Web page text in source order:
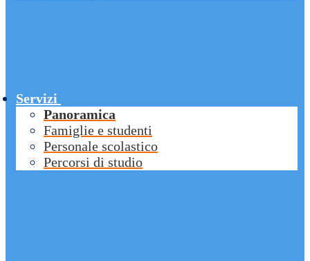
Servizi
Panoramica
Famiglie e studenti
Personale scolastico
Percorsi di studio